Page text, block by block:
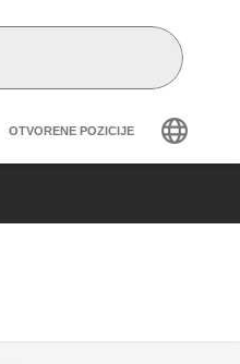
navigation
OTVORENE POZICIJE